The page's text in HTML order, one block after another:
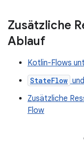
Zusätzliche
Ablauf
Kotlin-Flows
StateFlow und
Zusätzliche
Flow